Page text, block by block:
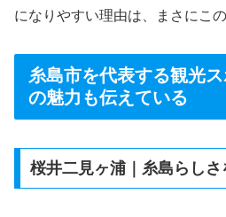
になりやすい理由は、まさにこ
糸島市を代表する観光
の魅力も伝えている
桜井二見ヶ浦｜糸島らし